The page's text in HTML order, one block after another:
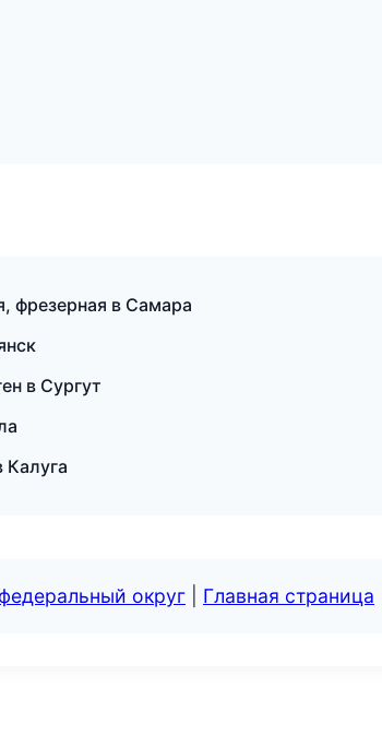
фрезерная в Самара
в Сургут
округ Главная страница